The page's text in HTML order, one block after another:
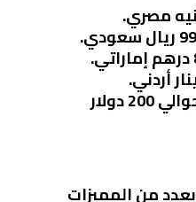
: حوالي 200 دولار
يتميز هاتف Galaxy A16 بعدد من المميزات